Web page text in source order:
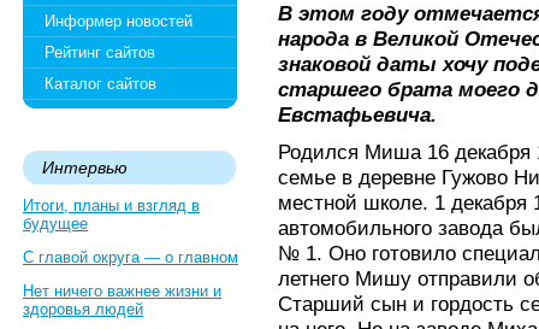
Информер новостей
Рейтинг сайтов
Каталог сайтов
Интервью
Итоги, планы и взгляд в
будущее
С главой округа — о главном
Нет ничего важнее жизни и
здоровья людей
В этом году
народа в Великой
знаковой даты хочу
старшего брата моего
Евстафьевича.
Родился Миша 16 декабря
семье в деревне Гужово
местной школе. 1 декабря
автомобильного завода
№ 1. Оно готовило
летнего Мишу отправили
Старший сын и гордость